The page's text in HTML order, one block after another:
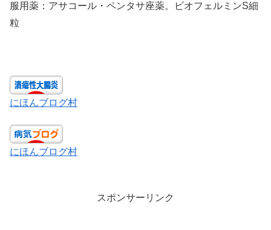
服用薬：アサコール・ペンタサ座薬。ビオフェルミンS細
粒
にほんブログ村
にほんブログ村
スポンサーリンク